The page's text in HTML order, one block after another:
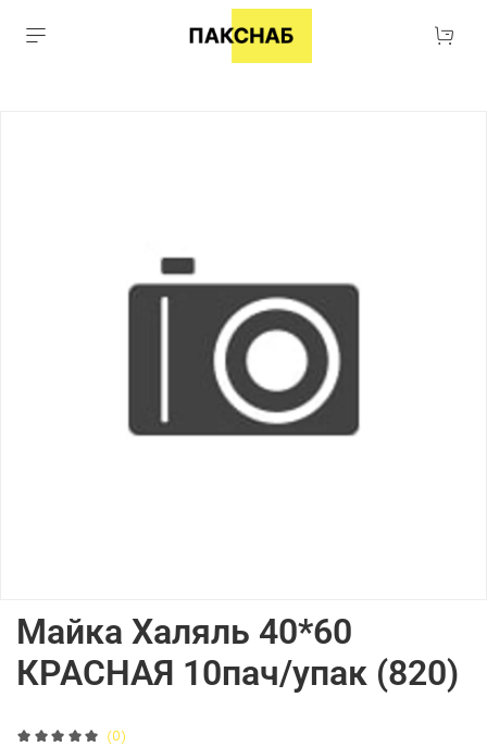
(0)
Майка Халяль 40*60
КРАСНАЯ 10пач/упак (820)